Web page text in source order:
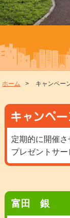
ホーム > キャンペー
定期的に開催
プレゼントサー
富田 銀